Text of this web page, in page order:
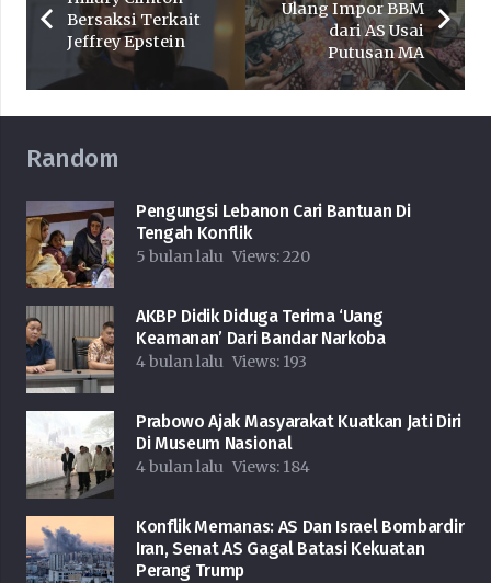
Bersaksi Terkait
Jeffrey Epstein
Ulang Impor BBM
dari AS Usai
Putusan MA
Random
Pengungsi Lebanon Cari Bantuan Di
Tengah Konflik
5 bulan lalu Views:220
AKBP Didik Diduga Terima ‘Uang
Keamanan’ Dari Bandar Narkoba
4 bulan lalu Views: 193
Prabowo Ajak Masyarakat Kuatkan Jati Diri
Di Museum Nasional
4 bulan lalu Views: 184
Konflik Memanas: AS Dan Israel Bombardir
Iran, Senat AS Gagal Batasi Kekuatan
Perang Trump